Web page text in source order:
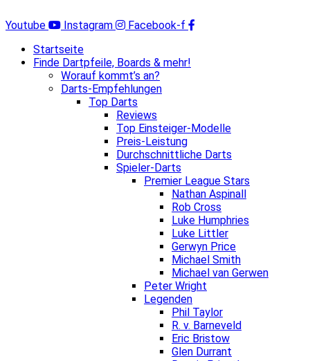
Inhalt
Youtube Instagram
Facebook-f
Startseite
Finde Dartpfeile, Boards & mehr!
Worauf kommt’s an?
Darts-Empfehlungen
Top Darts
Reviews
Top Einsteiger-Modelle
Preis-Leistung
Durchschnittliche Darts
Spieler-Darts
Premier League Stars
Nathan Aspinall
Rob Cross
Luke Humphries
Luke Littler
Gerwyn Price
Michael Smith
Michael van Gerwen
Peter Wright
Legenden
Phil Taylor
R. v. Barneveld
Eric Bristow
Glen Durrant